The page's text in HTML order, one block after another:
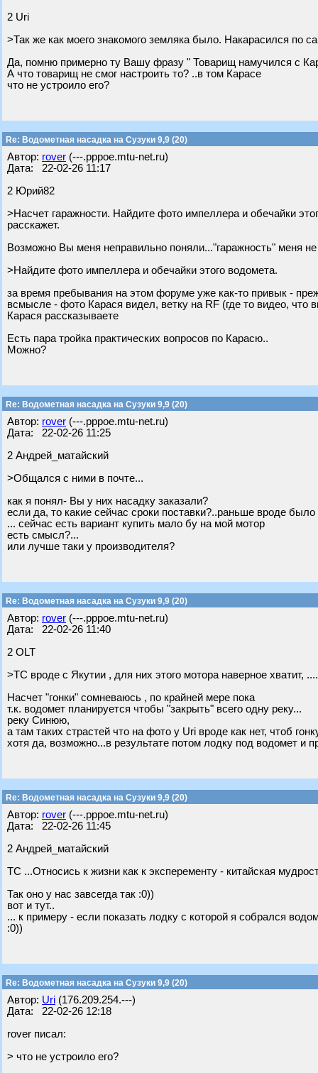
2 Uri
>Так же как моего знакомого земляка было. Накарасился по
Да, помню примерно ту Вашу фразу " Товарищ намучился с
А что товарищ не смог настроить то? ..в том Карасе
что не устроило его?
Re: Водометная насадка на Сузуки 9,9 (20)
Автор: rover (---.pppoe.mtu-net.ru)
Дата: 22-02-26 11:17
2 Юрий82
>Насчет гаражности. Найдите фото импеллера и обечайки
расскажет.
Возможно Вы меня неправильно поняли..."гаражность" меня
>Найдите фото импеллера и обечайки этого водомета.
за время пребывания на этом форуме уже как-то привык -
всмысле - фото Карася видел, ветку на RF (где то видео, что
Карася рассказываете
Есть пара тройка практических вопросов по Карасю..
Можно?
Re: Водометная насадка на Сузуки 9,9 (20)
Автор: rover (---.pppoe.mtu-net.ru)
Дата: 22-02-26 11:25
2 Андрей_матайский
>Общался с ними в почте...
как я понял- Вы у них насадку заказали?
если да, то какие сейчас сроки поставки?..раньше вроде
... сейчас есть вариант купить мало бу на мой мотор
есть смысл?...
или лучше таки у производителя?
Re: Водометная насадка на Сузуки 9,9 (20)
Автор: rover (---.pppoe.mtu-net.ru)
Дата: 22-02-26 11:40
2 OLT
>ТС вроде с Якутии , для них этого мотора наверное хватит,
Насчет "гонки" сомневаюсь , по крайней мере пока
т.к. водомет планируется чтобы "закрыть" всего одну реку...
реку Синюю,
а там таких страстей что на фото у Uri вроде как нет, чтоб
хотя да, возможно...в результате потом лодку под водомет и
Re: Водометная насадка на Сузуки 9,9 (20)
Автор: rover (---.pppoe.mtu-net.ru)
Дата: 22-02-26 11:45
2 Андрей_матайский
ТС ...Относись к жизни как к эксперементу - китайская
Так оно у нас завсегда так :0))
вот и тут..
... к примеру - если показать лодку с которой я собрался
:0))
Re: Водометная насадка на Сузуки 9,9 (20)
Автор: Uri (176.209.254.---)
Дата: 22-02-26 12:18
rover писал:
> что не устроило его?